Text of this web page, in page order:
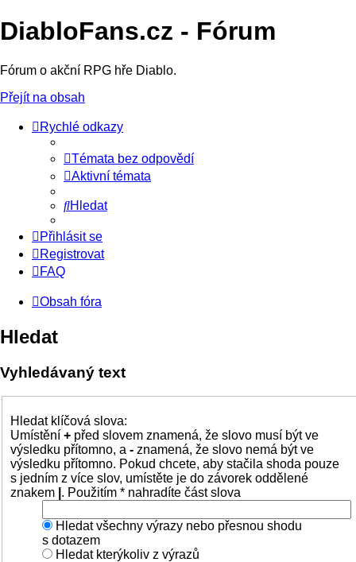
DiabloFans.cz - Fórum
Fórum o akční RPG hře Diablo.
Přejít na obsah
Rychlé odkazy
Témata bez odpovědí
Aktivní témata
Hledat
Přihlásit se
Registrovat
FAQ
Obsah fóra
Hledat
Vyhledávaný text
Hledat klíčová slova:
Umístění + před slovem znamená, že slovo musí být ve
výsledku přítomno, a - znamená, že slovo nemá být ve
výsledku přítomno. Pokud chcete, aby stačila shoda pouze
s jedním z více slov, umístěte je do závorek oddělené
znakem . Použitím * nahradíte část slova
Hledat všechny výrazy nebo přesnou shodu
s dotazem
Hledat kterýkoliv z výrazů